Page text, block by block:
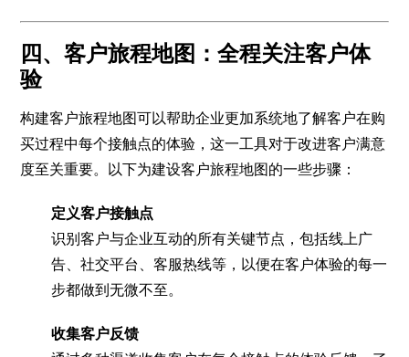
四、客户旅程地图：全程关注客户体
验
构建客户旅程地图可以帮助企业更加系统地了解客户在购
买过程中每个接触点的体验，这一工具对于改进客户满意
度至关重要。以下为建设客户旅程地图的一些步骤：
定义客户接触点
识别客户与企业互动的所有关键节点，包括线上广
告、社交平台、客服热线等，以便在客户体验的每一
步都做到无微不至。
收集客户反馈